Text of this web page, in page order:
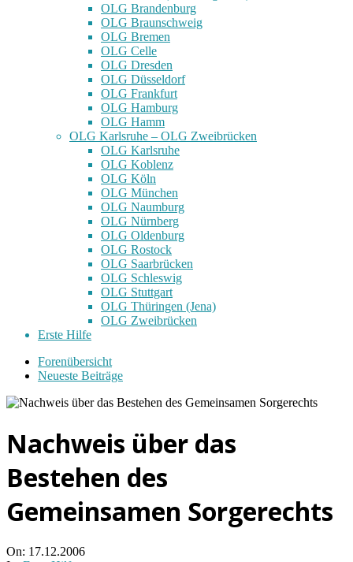
OLG Brandenburg
OLG Braunschweig
OLG Bremen
OLG Celle
OLG Dresden
OLG Düsseldorf
OLG Frankfurt
OLG Hamburg
OLG Hamm
OLG Karlsruhe – OLG Zweibrücken
OLG Karlsruhe
OLG Koblenz
OLG Köln
OLG München
OLG Naumburg
OLG Nürnberg
OLG Oldenburg
OLG Rostock
OLG Saarbrücken
OLG Schleswig
OLG Stuttgart
OLG Thüringen (Jena)
OLG Zweibrücken
Erste Hilfe
Forenübersicht
Neueste Beiträge
Nachweis über das
Bestehen des
Gemeinsamen Sorgerechts
On: 17.12.2006